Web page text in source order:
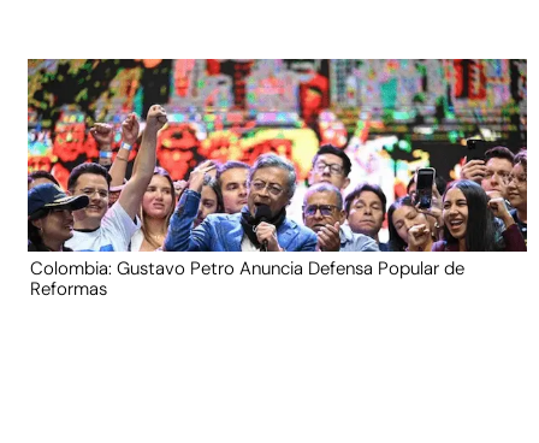
Colombia: Gustavo Petro Anuncia Defensa Popular de
Reformas